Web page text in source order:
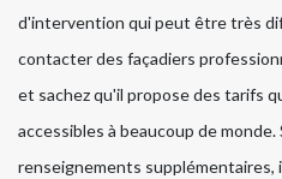
d'intervention qui peut être très
contacter des façadiers
et sachez qu'il propose des tarifs
accessibles à beaucoup de monde.
renseignements